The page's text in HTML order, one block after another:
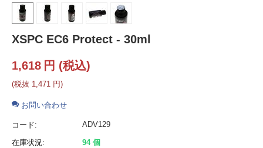
XSPC EC6 Protect - 30ml
1,618 円 (税込)
(税抜 1,471 円)
お問い合わせ
コード: ADV129
在庫状況:
94 個